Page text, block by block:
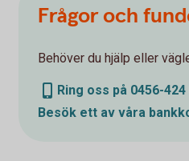
Frågor och
Behöver du hjälp eller
Ring oss på 0456-424
Besök ett av våra